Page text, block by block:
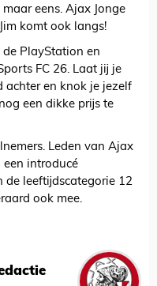
maar eens. Ajax Jonge
komt ook langs!
PlayStation en
FC 26. Laat jij je
achter en knok je jezelf
een dikke prijs te
Leden van Ajax
een introducé
de leeftijdscategorie 12
ook mee.